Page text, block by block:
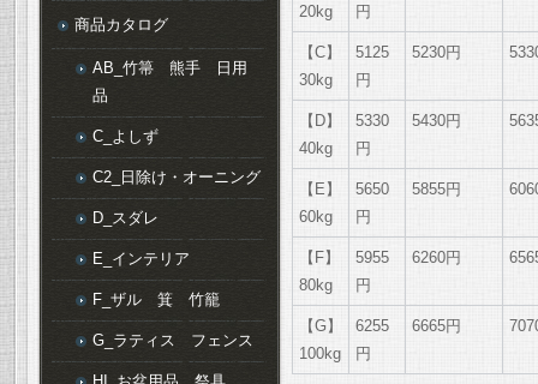
20kg
円
【C】
30kg
5125
円
5230円
【D】
40kg
5330
円
5430円
【E】
60kg
5650
円
5855円
【F】
80kg
5955
円
6260円
【G】
100kg
6255
円
6665円
商品カタログ
AB_竹箒 熊手 日用
品
C_よしず
C2_日除け・オーニング
D_スダレ
E_インテリア
F_ザル 箕 竹籠
G_ラティス フェンス